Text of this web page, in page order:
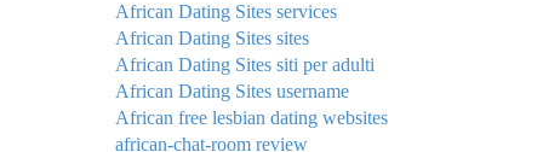
African Dating Sites services
African Dating Sites sites
African Dating Sites siti per adulti
African Dating Sites username
African free lesbian dating websites
african-chat-room review